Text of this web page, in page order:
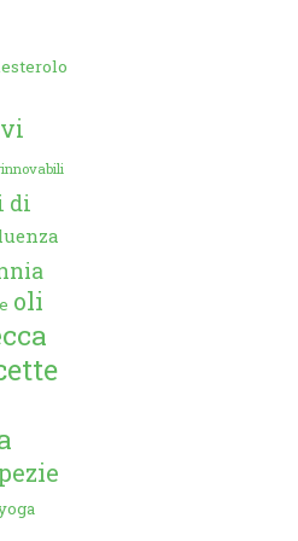
di
oli